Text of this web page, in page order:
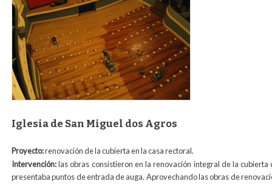
Iglesia de San Miguel dos Agros
Proyecto:renovación de la cubierta en la casa rectoral.
Intervención:las obras consistieron en la renovación integral de la
presentaba puntos de entrada de auga. Aprovechando las obras de